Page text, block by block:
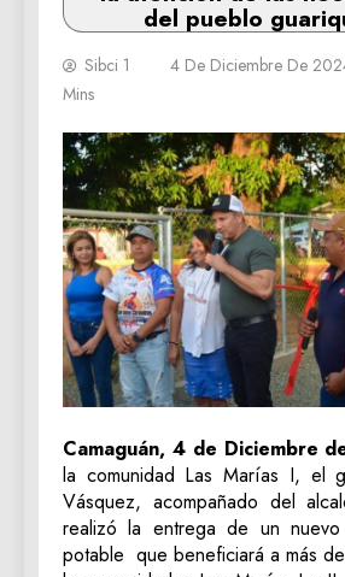
del pueblo
Sibci 1 4 De Diciembre De
Mins
Camaguán, 4 de Diciembre
la comunidad Las Marías I, el
Vásquez, acompañado del
realizó la entrega de un
potable que beneficiará a más